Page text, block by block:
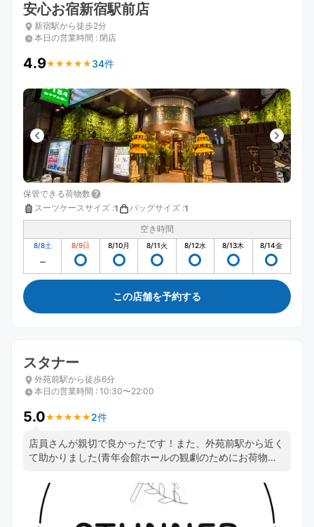
安心お宿新宿駅前店
新宿駅から徒歩2分
本日の営業時間 : 閉店
4.9★ ★ ★ ★ ★
★ ★ ★ ★ ★ 34件
保管できる荷物数
スーツケースサイズ :1 バッグサイズ :1
空き時間
8/8土 8/9日 8/10月 8/11火 8/12水 8/13木 8/14金
この店舗を予約する
スタナー
外苑前駅から徒歩6分
本日の営業時間 : 10:30〜22:00
5.0★ ★ ★ ★ ★
★ ★ ★ ★ ★ 2件
店員さんが親切で良かったです！また、外苑前駅から近く
て助かりました(青年会館ホールの観劇のためにお荷物を
トでホッと出来て良かったです💮